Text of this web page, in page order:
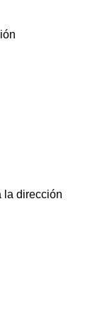
la dirección